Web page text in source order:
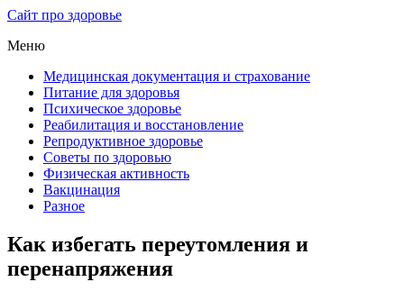
Сайт про здоровье
Меню
Медицинская документация и страхование
Питание для здоровья
Психическое здоровье
Реабилитация и восстановление
Репродуктивное здоровье
Советы по здоровью
Физическая активность
Вакцинация
Разное
Как избегать переутомления и
перенапряжения